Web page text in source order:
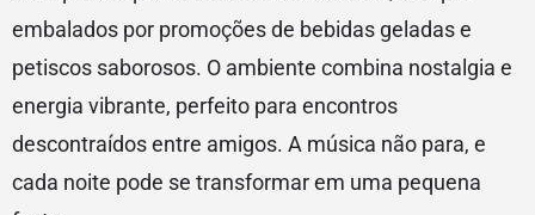
embalados por promoções de bebidas geladas e
petiscos saborosos. O ambiente combina nostalgia e
energia vibrante, perfeito para encontros
descontraídos entre amigos. A música não para, e
cada noite pode se transformar em uma pequena